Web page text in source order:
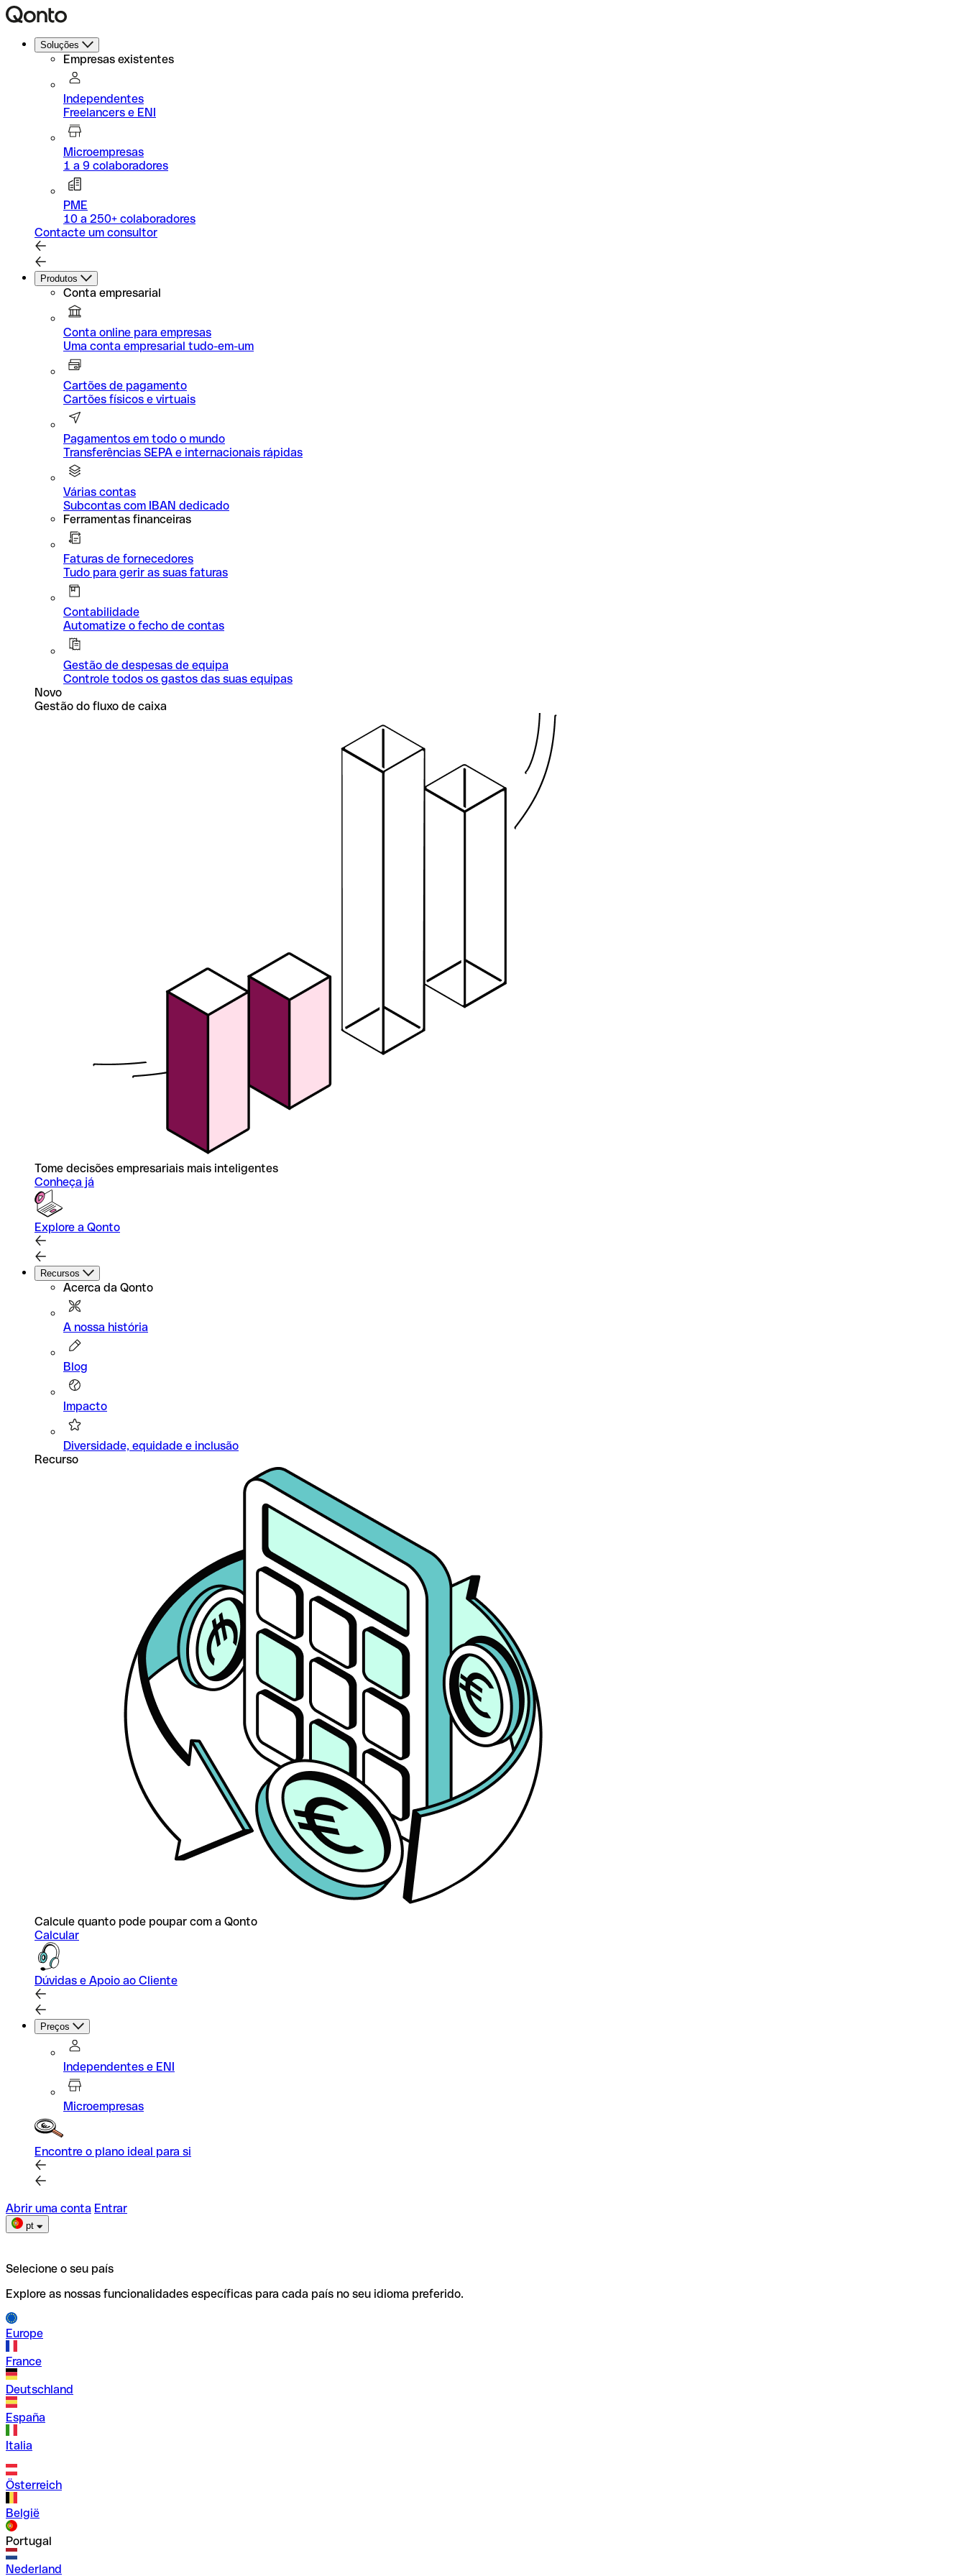
Soluções
Empresas existentes
Independentes
Freelancers e ENI
Microempresas
1 a 9 colaboradores
PME
10 a 250+ colaboradores
Contacte um consultor
Produtos
Conta empresarial
Conta online para empresas
Uma conta empresarial tudo-em-um
Cartões de pagamento
Cartões físicos e virtuais
Pagamentos em todo o mundo
Transferências SEPA e internacionais rápidas
Várias contas
Subcontas com IBAN dedicado
Ferramentas financeiras
Faturas de fornecedores
Tudo para gerir as suas faturas
Contabilidade
Automatize o fecho de contas
Gestão de despesas de equipa
Controle todos os gastos das suas equipas
Novo
Gestão do fluxo de caixa
Tome decisões empresariais mais inteligentes
Conheça já
Explore a Qonto
Recursos
Acerca da Qonto
A nossa história
Blog
Impacto
Diversidade, equidade e inclusão
Recurso
Calcule quanto pode poupar com a Qonto
Calcular
Dúvidas e Apoio ao Cliente
Preços
Independentes e ENI
Microempresas
Encontre o plano ideal para si
Abrir uma conta Entrar
pt
Selecione o seu país
Explore as nossas funcionalidades específicas para cada país no seu idioma preferido.
Europe
France
Deutschland
España
Italia
Österreich
België
Portugal
Nederland